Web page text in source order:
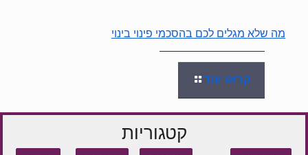
מה שלא מגלים לכם בהסכמי פינוי בינוי
קראו עוד
קטגוריות